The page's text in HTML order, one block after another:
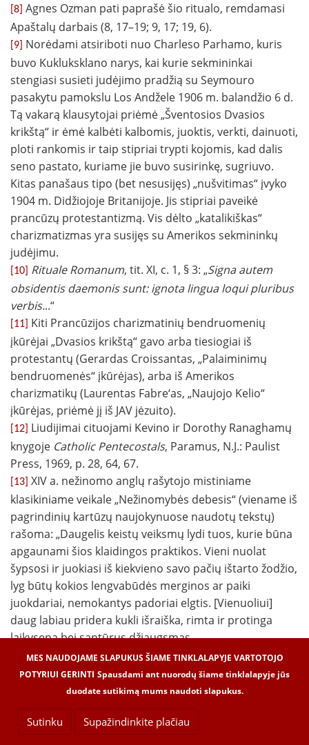
[8] Agnes Ozman pati paprašė šio ritualo, remdamasi
Apaštalų darbais (8, 17–19; 9, 17; 19, 6).
[9]
Norėdami atsiriboti nuo Charleso Parhamo, kuris
buvo Kukluksklano narys, kai kurie sekmininkai
stengiasi susieti judėjimo pradžią su Seymouro
pasakytu pamokslu Los Andžele 1906 m. balandžio 6 d.
Tą vakarą klausytojai priėmė „Šventosios Dvasios
krikštą“ ir ėmė kalbėti kalbomis, juoktis, verkti, dainuoti,
ploti rankomis ir taip stipriai trypti kojomis, kad dalis
seno pastato, kuriame jie buvo susirinkę, sugriuvo.
Kitas panašaus tipo (bet nesusijęs) „nušvitimas“ įvyko
1904 m. Didžiojoje Britanijoje. Jis stipriai paveikė
prancūzų protestantizmą. Vis dėlto „katalikiškas“
charizmatizmas yra susijęs su Amerikos sekmininkų
judėjimu.
[10] Rituale Romanum, tit. XI, c. 1, § 3: „Signa autem
obsidentis daemonis sunt: ignota lingua loqui pluribus
verbis...“
[11]
Kiti Prancūzijos charizmatinių bendruomenių
įkūrėjai „Dvasios krikštą“ gavo arba tiesiogiai iš
protestantų (Gerardas Croissantas, „Palaiminimų
bendruomenės“ įkūrėjas), arba iš Amerikos
charizmatikų (Laurentas Fabre‘as, „Naujojo Kelio“
įkūrėjas, priėmė jį iš JAV jėzuito).
[12]
Liudijimai cituojami Kevino ir Dorothy Ranaghamų
knygoje Catholic Pentecostals, Paramus, N.J.: Paulist
Press, 1969, p. 28, 64, 67.
[13] XIV a. nežinomo anglų rašytojo mistiniame
klasikiniame veikale „Nežinomybės debesis“ (viename iš
pagrindinių kartūzų naujokynuose naudotų tekstų)
rašoma: „Daugelis keistų veiksmų lydi tuos, kurie būna
apgaunami šios klaidingos praktikos. Vieni nuolat
šypsosi ir juokiasi iš kiekvieno savo pačių ištarto žodžio,
lyg būtų kokios lengvabūdės merginos ar paiki
juokdariai, nemokantys padoriai elgtis. [Vienuoliui]
daug labiau pridera kukli išraiška, rimta ir protinga
laikysena bei santūrus džiaugsmas.
Nesakau, kad visi šie nepriderami veiksmai būtų
savaime didelės nuodėmės ar kad visi, kurie juos daro,
būtų didžiuliai nusidėjėliai. Aš tik sakau, kad jeigu šie
netvarkingi ir nedori veiksmai valdo juos darantį žmogų
taip, jog jis negali sustoti kada panorėjęs: tuomet jie yra
MES NAUDOJAME SLAPUKUS ŠIAME TINKLALAPYJE VARTOTOJO
POTYRIUI GERINTI Spausdami ant nuorodų šiame tinklalapyje jūs
duodate sutikimą mums naudoti slapukus.
Sutinku Supažindinkite plačiau